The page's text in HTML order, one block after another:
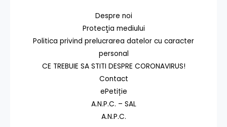
Despre noi
Protecţia mediului
Politica privind prelucrarea datelor cu caracter
personal
CE TREBUIE SA STITI DESPRE CORONAVIRUS!
Contact
ePetiție
A.N.P.C. – SAL
A.N.P.C.